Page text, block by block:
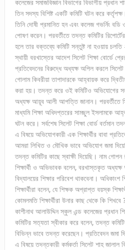
কলেজের সমাজবিজ্ঞান বিভাগের বিভাগীয়
তিন সদস্য বিশিষ্ট একটি কমিটি ঘটন করে
তিনি দোষী প্রমানিত হন এবং কলেজ গভর্নিং
পোষণ করেন। পরবর্তীতে তদন্ত কমিটির
হলে তার বক্তব্যে কমিটি সন্তুষ্ট না হওয়ায়
স্থায়ী বরখাস্তের আদেশ সিলেট শিক্ষা বোর্ডে
প্রতিবেদনের বিরুদ্ধে অধ্যক্ষ অপিল করলে সিলেট
গোলাম কিবরীয়া তাপাদারকে আহ্বায়ক করে
করা হয়। তদন্ত করে ওই কমিটিও অভিযোগের
অধ্যক্ষ আয়ূব আলী আপত্তি জানান। পরবর্তীতে
মাধ্যমি শিক্ষা অধিদপ্তরের সামছুল ইসলামকে
ঘটন করে। সর্বশেষ সিলেট শিক্ষা বোর্ড বর্তমান
এ বিষয়ে অভিযোগকারী এক শিক্ষার্থীর বাবা
আমরা লিখিত ও মৌখিক ভাবে অভিযোগ জমা
তদন্ত কমিটির কাছে স্বাক্ষী দিয়েছি। নাম গোপন
শিক্ষার্থী ও অভিভাবক বলেন, বরখাস্তকৃত
বিদ্যালয়ের শিক্ষার পরিবেশ থাকবেনা। অধিকাংশ
শিক্ষার্থীরা বলেন, যে শিক্ষক অপ্রাপ্ত বয়স্ক
কোমলমতি শিক্ষার্থীরা উনার কাছ থেকে কি শিখবে
কাশীনাথ আলাউদ্দিন স্কুল এন্ড কলেজের প্রধান
কমিটির সত্যতা স্বীকার করে বলেন, তদন্ত
বিভিন্ন ভাবে তদন্ত করেছেন। প্রতিবেদন জমা
এ বিষয়ে তদন্তকারী কর্মকর্তা সিলেট শাহ জালাল